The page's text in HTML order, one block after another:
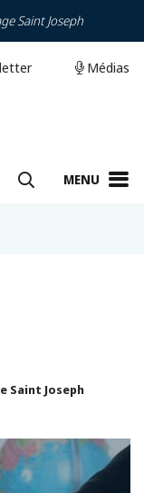
Saint Joseph
Médias
MENU
Saint Joseph